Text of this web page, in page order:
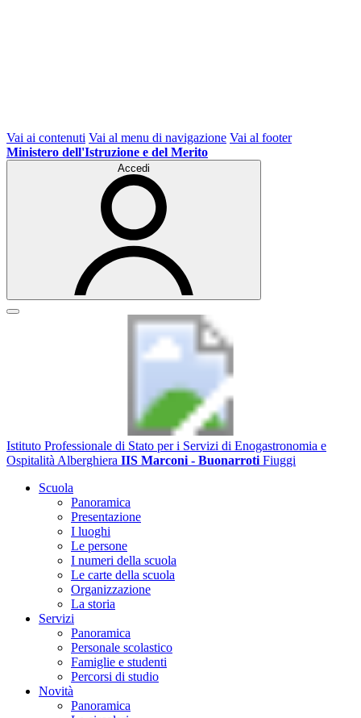
Vai ai contenuti Vai al menu di navigazione Vai al footer
Ministero dell'Istruzione e del Merito
Accedi
Istituto Professionale di Stato per i Servizi di Enogastronomia e
Ospitalità Alberghiera IIS Marconi - Buonarroti Fiuggi
Scuola
Panoramica
Presentazione
I luoghi
Le persone
I numeri della scuola
Le carte della scuola
Organizzazione
La storia
Servizi
Panoramica
Personale scolastico
Famiglie e studenti
Percorsi di studio
Novità
Panoramica